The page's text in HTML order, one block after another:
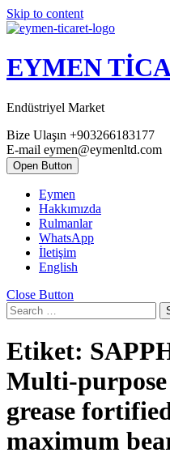
Skip to content
EYMEN
Endüstriyel Market
Bize Ulaşın +903266183177
E-mail eymen@eymenltd.com
Open Button
Eymen
Hakkımızda
Rulmanlar
WhatsApp
İletişim
English
Close Button
Etiket:
Multi-
grease
maximum